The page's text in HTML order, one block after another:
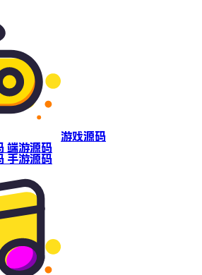
游戏源码
端游源码
手游源码